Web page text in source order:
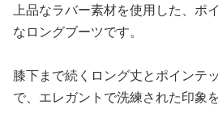
上品なラバー素材を使用した、ポ
なロングブーツです。
膝下まで続くロング丈とポインテ
で、エレガントで洗練された印象